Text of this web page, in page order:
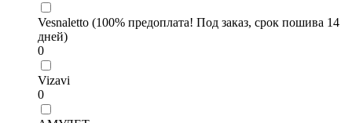
Vesnaletto (100% предоплата! Под заказ, срок пошива 14
дней)
0
Vizavi
0